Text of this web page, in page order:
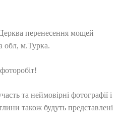
перенесення мощей
обл, м.Турка.
та неймовірні фотографії і
також будуть представлені